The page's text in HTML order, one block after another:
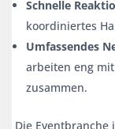
Schnelle
koordiniertes
Umfassendes
arbeiten eng
zusammen.
Die